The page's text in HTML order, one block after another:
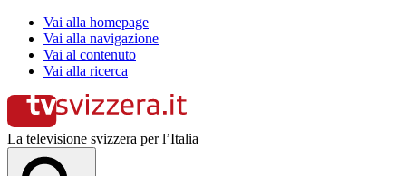
Vai alla homepage
Vai alla navigazione
Vai al contenuto
Vai alla ricerca
La televisione svizzera per l’Italia